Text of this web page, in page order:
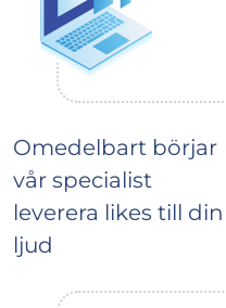
Omedelbart börjar
vår specialist
leverera likes till din
ljud